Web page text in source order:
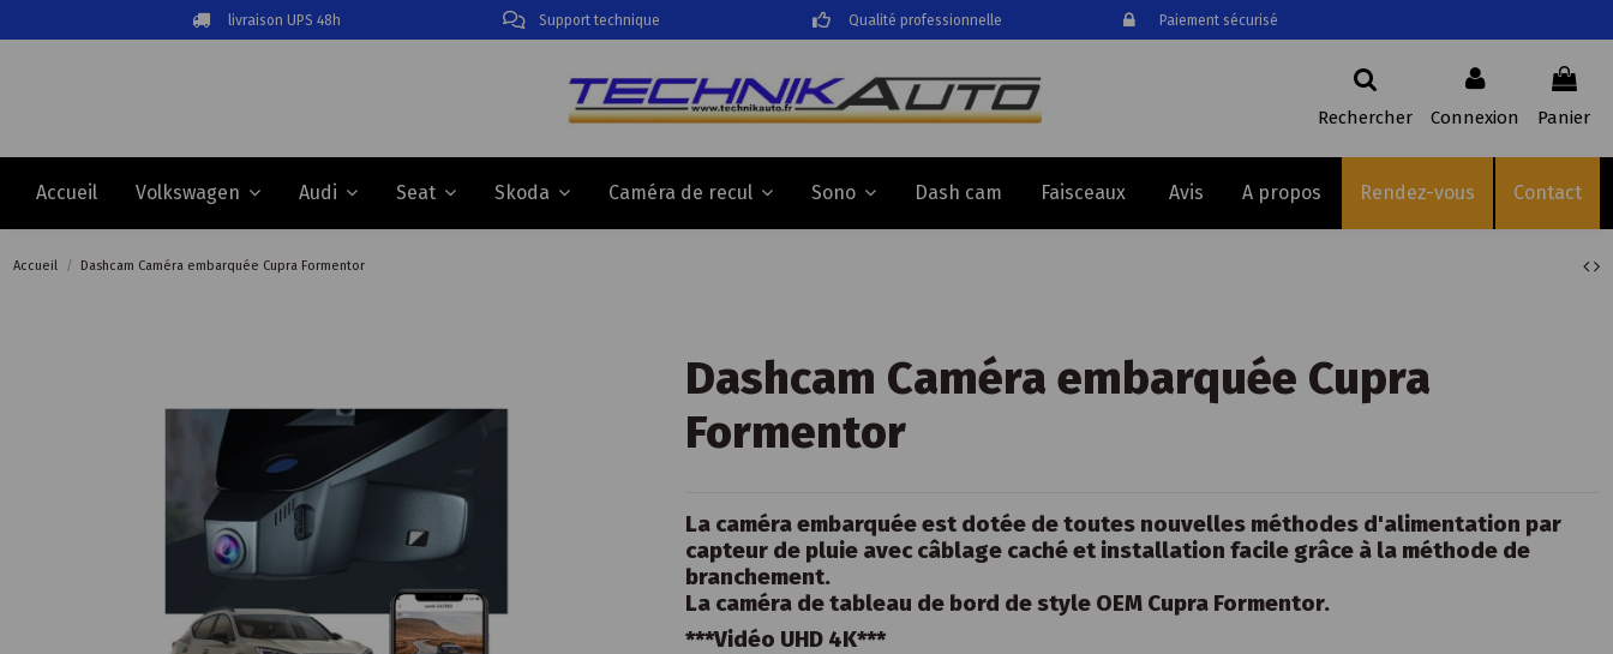
livraison UPS 48h Support technique Qualité professionnelle Paiement sécurisé
Rechercher Connexion Panier
Accueil Volkswagen Audi Seat Skoda Caméra de recul Sono Dash cam Faisceaux Contact
Rendez-vous
A propos
Avis
Accueil Dashcam Caméra embarquée Cupra Formentor
Dashcam Caméra embarquée Cupra
Formentor
La caméra embarquée est dotée de toutes nouvelles méthodes d'alimentation par
capteur de pluie avec câblage caché et installation facile grâce à la méthode de
branchement.
La caméra de tableau de bord de style OEM Cupra Formentor.
***Vidéo UHD 4K***